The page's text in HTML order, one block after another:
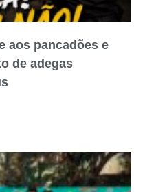
aos pancadões e
de adegas